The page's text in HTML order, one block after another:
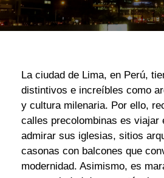
La ciudad de Lima, en Perú,
distintivos e increíbles como
y cultura milenaria. Por ello,
calles precolombinas es viajar
admirar sus iglesias, sitios
casonas con balcones que
modernidad. Asimismo, es